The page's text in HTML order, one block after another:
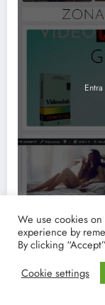
We use cookies
experience by
By clicking
Cookie settings